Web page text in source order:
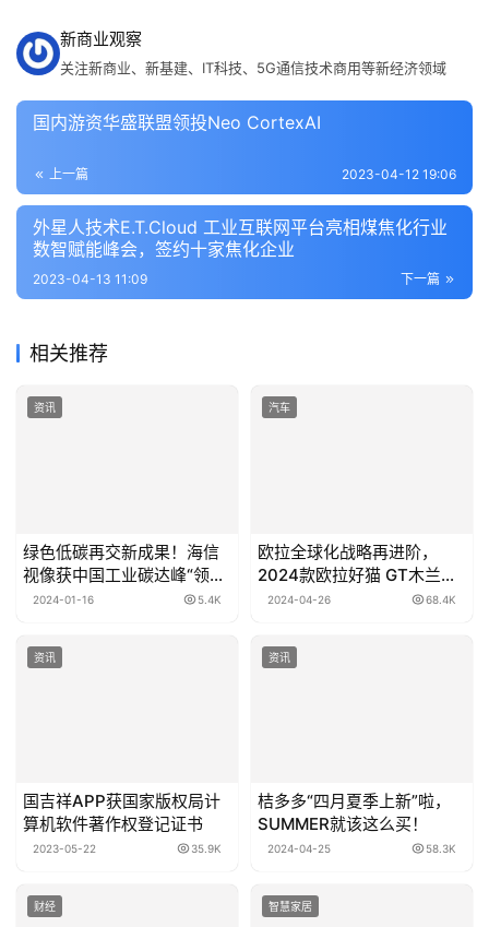
汽
行
行
业
资
新商业观察
关注新商业、新基建、IT科技、5G通信技术商用等新经济领域
国内游资华盛联盟领投Neo CortexAI
上一篇 2023-04-12 19:06
外星人技术E.T.Cloud 工业互联网平台亮相煤焦化行业
数智赋能峰会，签约十家焦化企业
下一篇
2023-04-13 11:09
相关推荐
资讯
绿色低碳再交新成果！海信
视像获中国工业碳达峰“领跑
者”企业称号
2024-01-16 5.4K
汽车
欧拉全球化战略再进阶，
2024款欧拉好猫 GT木兰版
北京车展超值上市！
2024-04-26 68.4K
资讯
国吉祥APP获国家版权局计
算机软件著作权登记证书
2023-05-22 35.9K
资讯
桔多多“四月夏季上新”啦，
SUMMER就该这么买！
2024-04-25 58.3K
财经 智慧家居